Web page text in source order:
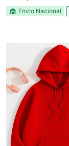
Envio Nacional